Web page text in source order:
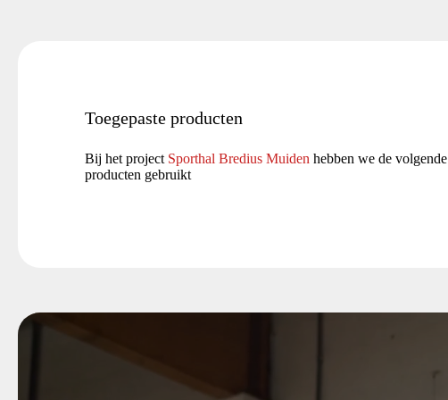
Toegepaste producten
Bij het project Sporthal Bredius Muiden hebben we de volgende
producten gebruikt